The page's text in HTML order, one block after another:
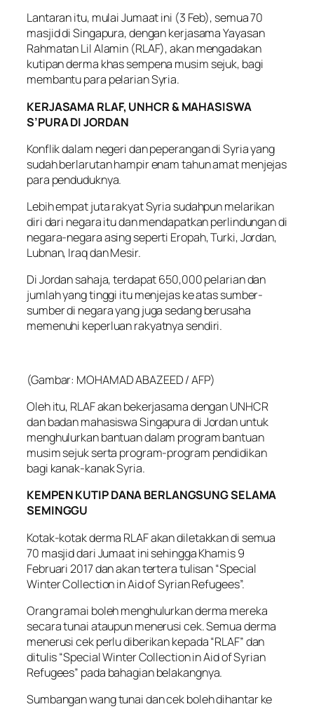
Lantaran itu, mulai Jumaat ini (3 Feb), semua 70
masjid di Singapura, dengan kerjasama Yayasan
Rahmatan Lil Alamin (RLAF), akan mengadakan
kutipan derma khas sempena musim sejuk, bagi
membantu para pelarian Syria.
KERJASAMA RLAF, UNHCR & MAHASISWA
S’PURA DI JORDAN
Konflik dalam negeri dan peperangan di Syria yang
sudah berlarutan hampir enam tahun amat menjejas
para penduduknya.
Lebih empat juta rakyat Syria sudahpun melarikan
diri dari negara itu dan mendapatkan perlindungan di
negara-negara asing seperti Eropah, Turki, Jordan,
Lubnan, Iraq dan Mesir.
Di Jordan sahaja, terdapat 650,000 pelarian dan
jumlah yang tinggi itu menjejas ke atas sumber-
sumber di negara yang juga sedang berusaha
memenuhi keperluan rakyatnya sendiri.
(Gambar: MOHAMAD ABAZEED / AFP)
Oleh itu, RLAF akan bekerjasama dengan UNHCR
dan badan mahasiswa Singapura di Jordan untuk
menghulurkan bantuan dalam program bantuan
musim sejuk serta program-program pendidikan
bagi kanak-kanak Syria.
KEMPEN KUTIP DANA BERLANGSUNG SELAMA
SEMINGGU
Kotak-kotak derma RLAF akan diletakkan di semua
70 masjid dari Jumaat ini sehingga Khamis 9
Februari 2017 dan akan tertera tulisan “Special
Winter Collection in Aid of Syrian Refugees”.
Orang ramai boleh menghulurkan derma mereka
secara tunai ataupun menerusi cek. Semua derma
menerusi cek perlu diberikan kepada “RLAF” dan
ditulis “Special Winter Collection in Aid of Syrian
Refugees” pada bahagian belakangnya.
Sumbangan wang tunai dan cek boleh dihantar ke